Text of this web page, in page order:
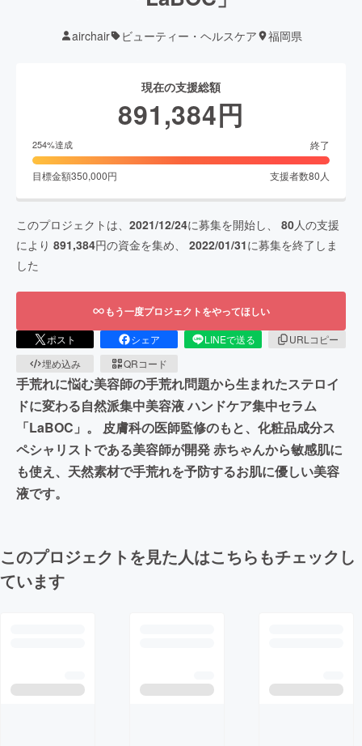
airchair ビューティー・ヘルスケア 福岡県
現在の支援総額
891,384円
254%達成 終了
目標金額350,000円 支援者数80 人
このプロジェクトは、 2021/12/24に募集を開始し、 80人の支援
により 891,384円の資金を集め、 2022/01/31に募集を終了しま
した
もう一度プロジェクトをやってほしい
ポスト シェア LINEで送る
URLコピー
埋め込み
QRコード
手荒れに悩む美容師の手荒れ問題から生まれたステロイ
ドに変わる自然派集中美容液 ハンドケア集中セラム
「LaBOC」。 皮膚科の医師監修のもと、化粧品成分ス
ペシャリストである美容師が開発 赤ちゃんから敏感肌に
も使え、天然素材で手荒れを予防するお肌に優しい美容
液です。
このプロジェクトを見た人はこちらもチェックし
ています